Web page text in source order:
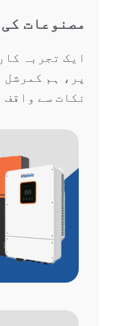
مصنوعات
ایک تجربہ
پر، ہم
نکات سے واقف